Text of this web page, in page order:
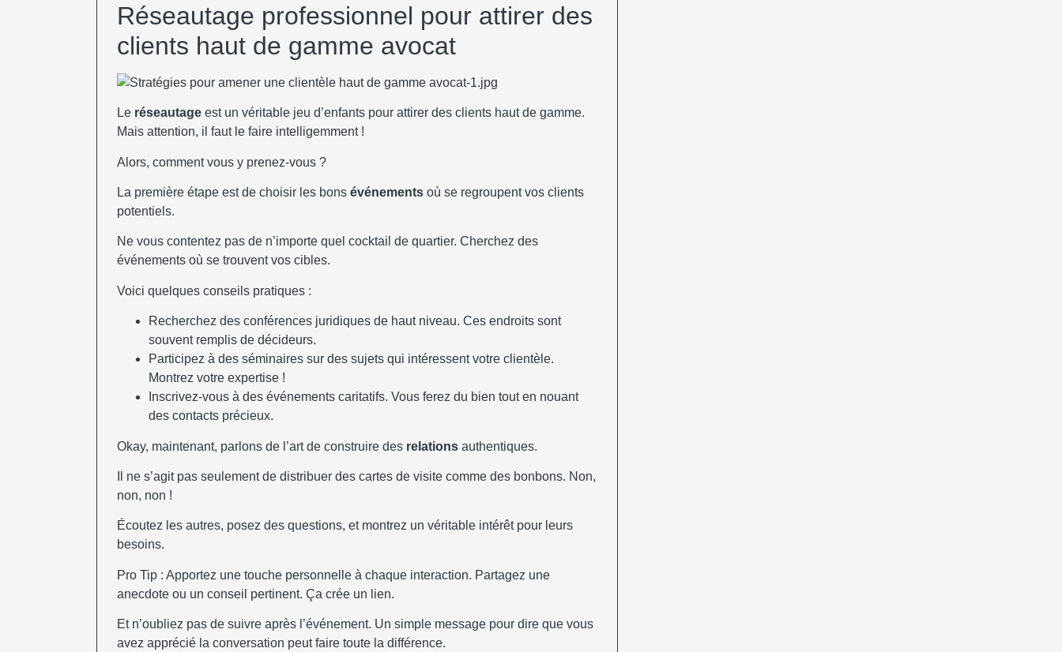
Réseautage professionnel pour attirer des
clients haut de gamme avocat
Le réseautage est un véritable jeu d’enfants pour attirer des clients haut de gamme.
Mais attention, il faut le faire intelligemment !
Alors, comment vous y prenez-vous ?
La première étape est de choisir les bons événements où se regroupent vos clients
potentiels.
Ne vous contentez pas de n’importe quel cocktail de quartier. Cherchez des
événements où se trouvent vos cibles.
Voici quelques conseils pratiques :
Recherchez des conférences juridiques de haut niveau. Ces endroits sont
souvent remplis de décideurs.
Participez à des séminaires sur des sujets qui intéressent votre clientèle.
Montrez votre expertise !
Inscrivez-vous à des événements caritatifs. Vous ferez du bien tout en nouant
des contacts précieux.
Okay, maintenant, parlons de l’art de construire des relations authentiques.
Il ne s’agit pas seulement de distribuer des cartes de visite comme des bonbons. Non,
non, non !
Écoutez les autres, posez des questions, et montrez un véritable intérêt pour leurs
besoins.
Pro Tip : Apportez une touche personnelle à chaque interaction. Partagez une
anecdote ou un conseil pertinent. Ça crée un lien.
Et n’oubliez pas de suivre après l’événement. Un simple message pour dire que vous
avez apprécié la conversation peut faire toute la différence.